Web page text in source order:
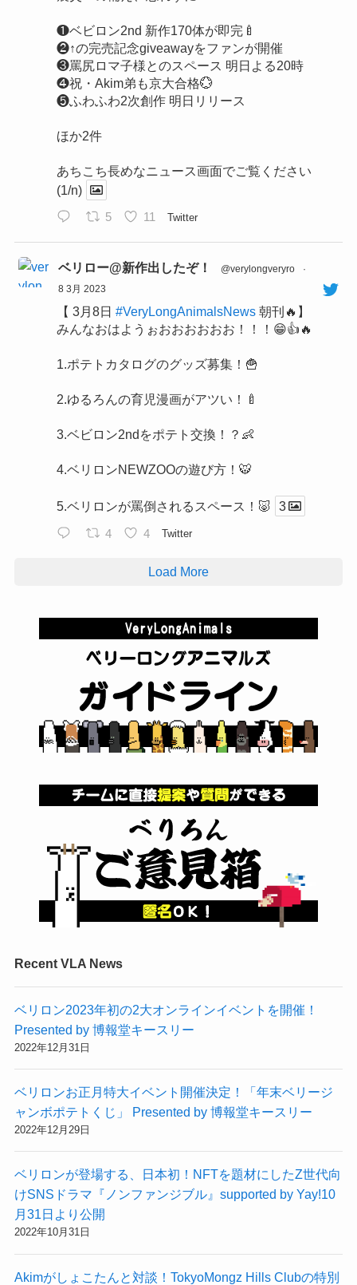
❶ベビロン2nd 新作170体が即完🍼
❷↑の完売記念giveawayをファンが開催
❸罵尻ロマ子様とのスペース 明日よる20時
❹祝・Akim弟も京大合格💮
❺ふわふわ2次創作 明日リリース
ほか2件
あちこち長めなニュース画面でご覧ください
(1/n)
5 11 Twitter
ベリロー@新作出したぞ！ @verylongveryro
·
8 3月 2023
【 3月8日 #VeryLongAnimalsNews朝刊🔥】
みんなおはようぉおおおおおお！！！😁👍🔥
1.ポテトカタログのグッズ募集！🍟
2.ゆるろんの育児漫画がアツい！🍼
3.ベビロン2ndをポテト交換！？👶
4.ベリロンNEWZOOの遊び方！🐯
5.ベリロンが罵倒されるスペース！🐷 3
4 4 Twitter
Load More
Recent VLA News
ベリロン2023年初の2大オンラインイベントを開催！
Presented by 博報堂キースリー
2022年12月31日
ベリロンお正月特大イベント開催決定！「年末ベリージ
ャンボポテトくじ」 Presented by 博報堂キースリー
2022年12月29日
ベリロンが登場する、日本初！NFTを題材にしたZ世代向
けSNSドラマ『ノンファンジブル』supported by Yay!10
月31日より公開
2022年10月31日
Akimがしょこたんと対談！TokyoMongz Hills Clubの特別